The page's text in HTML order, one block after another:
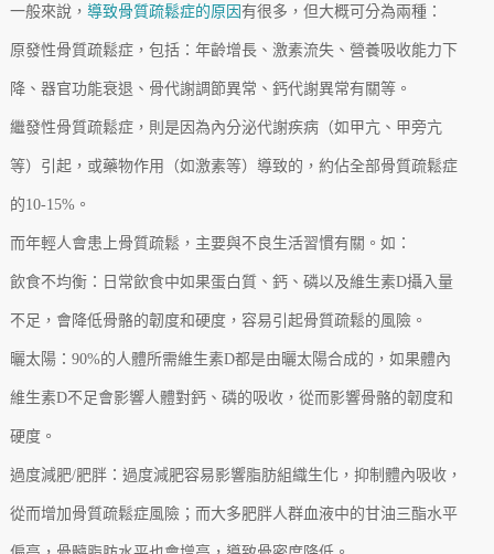
一般來說， 導致骨質疏鬆症的原因 有很多，但大概可分為兩種：
原發性骨質疏鬆症，包括：年齡增長、激素流失、營養吸收能力下
降、器官功能衰退、骨代謝調節異常、鈣代謝異常有關等。
繼發性骨質疏鬆症，則是因為內分泌代謝疾病（如甲亢、甲旁亢
等）引起，或藥物作用（如激素等）導致的，約佔全部骨質疏鬆症
的10-15%。
而年輕人會患上骨質疏鬆，主要與不良生活習慣有關。如：
飲食不均衡：日常飲食中如果蛋白質、鈣、磷以及維生素D攝入量
不足，會降低骨骼的韌度和硬度，容易引起骨質疏鬆的風險。
曬太陽：90%的人體所需維生素D都是由曬太陽合成的，如果體內
維生素D不足會影響人體對鈣、磷的吸收，從而影響骨骼的韌度和
硬度。
過度減肥/肥胖：過度減肥容易影響脂肪組織生化，抑制體內吸收，
從而增加骨質疏鬆症風險；而大多肥胖人群血液中的甘油三酯水平